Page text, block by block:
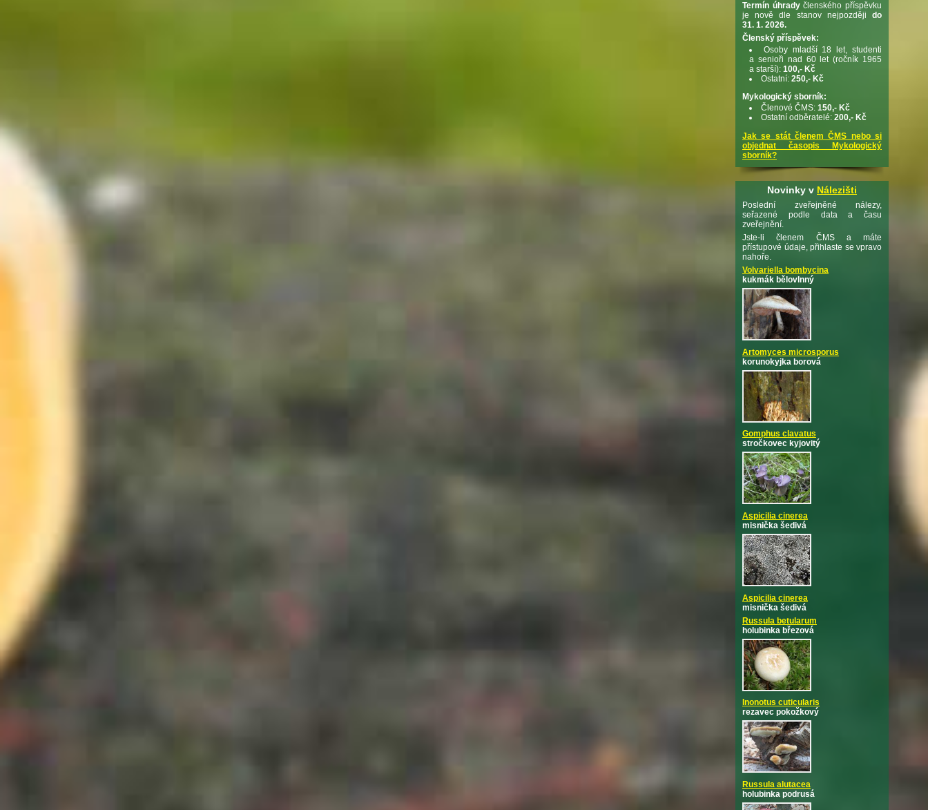
Termín úhradyčlenského příspěvku
je nově dle stanov nejpozději do
31. 1. 2026.
Členský příspěvek:
Osoby mladší 18 let, studenti
a senioři nad 60 let (ročník 1965
a starší): 100,- Kč
Ostatní: 250,- Kč
Mykologický sborník:
Členové ČMS: 150,- Kč
Ostatní odběratelé: 200,- Kč
Jak se stát členem ČMS nebo si
objednat časopis Mykologický
sborník?
Novinky v Nálezišti
Poslední zveřejněné nálezy,
seřazené podle data a času
zveřejnění.
Jste-li členem ČMS a máte
přístupové údaje, přihlaste se vpravo
nahoře.
Volvariella bombycina
kukmák bělovlnný
Artomyces microsporus
korunokyjka borová
Gomphus clavatus
stročkovec kyjovitý
Aspicilia cinerea
misnička šedivá
Aspicilia cinerea
misnička šedivá
Russula betularum
holubinka březová
Inonotus cuticularis
rezavec pokožkový
Russula alutacea
holubinka podrusá